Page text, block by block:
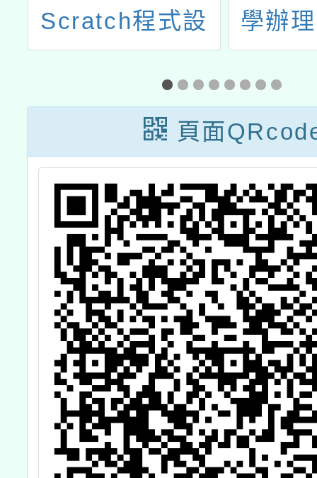
Scratch程式設
計推廣活動」實
學辦
度深
與支
永續
「社
（
式學
融入
能培
頁面